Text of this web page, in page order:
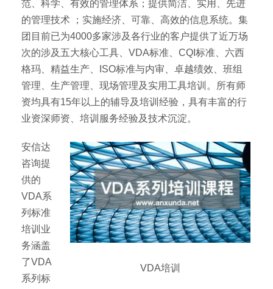
范、科学、有效的管理体系；提供简洁、实用、先进
的管理技术 ；实施经济、可靠、高效的信息系统。集
团目前已为4000多家涉及各行业的客户提供了近万场
次的涉及五大核心工具、VDA标准、CQI标准、六西
格玛、精益生产、ISO标准与内审、卓越绩效、班组
管理、生产管理、现场管理及实用工具培训。所有师
资均具有15年以上的辅导及培训经验，具有丰富的行
业资深师资、培训服务经验及技术沉淀。
VDA培训
安信达
咨询提
供的
VDA系
列标准
培训业
务涵盖
了VDA
系列标